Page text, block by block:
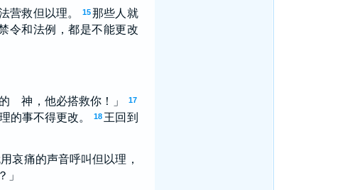
营救但以理。 15那些人就
令和法例，都是不能更改
神，他必搭救你！」 17
的事不得更改。 18 王回到
哀痛的声音呼叫但以理，